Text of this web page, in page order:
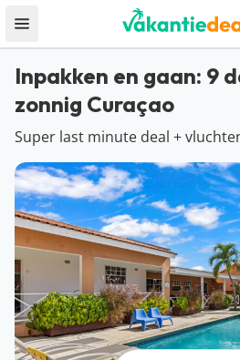
Open menu
Inpakken en gaan: 9
zonnig Curaçao
Super last minute deal +